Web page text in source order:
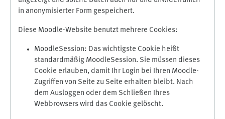
in anonymisierter Form gespeichert.
Diese Moodle-Website benutzt mehrere Cookies:
MoodleSession: Das wichtigste Cookie heißt
standardmäßig MoodleSession. Sie müssen dieses
Cookie erlauben, damit Ihr Login bei Ihren Moodle-
Zugriffen von Seite zu Seite erhalten bleibt. Nach
dem Ausloggen oder dem Schließen Ihres
Webbrowsers wird das Cookie gelöscht.